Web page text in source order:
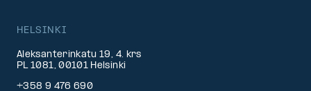
HELSINKI
Aleksanterinkatu 19, 4. krs
PL 1081, 00101 Helsinki
+358 9 476 690